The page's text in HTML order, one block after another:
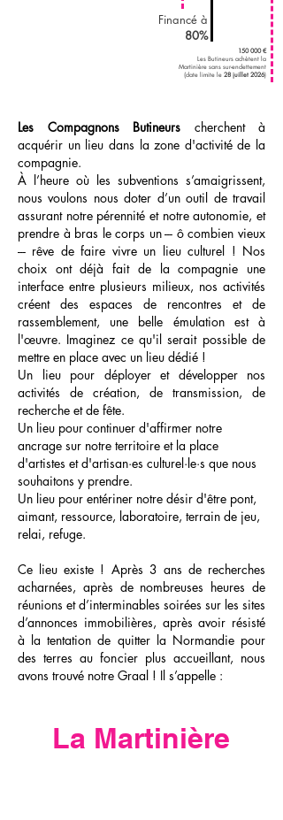
Financé à
80%
150 000 €
Les Butineurs achètent la
Martinière sans sur-endettement
(date limite le 28 juillet 2026)
Les Compagnons Butineurs cherchent à
acquérir un lieu dans la zone d'activité de la
compagnie.
À l’heure où les subventions s’amaigrissent,
nous voulons nous doter d’un outil de travail
assurant notre pérennité et notre autonomie, et
prendre à bras le corps un --- ô combien vieux
--- rêve de faire vivre un lieu culturel ! Nos
choix ont déjà fait de la compagnie une
interface entre plusieurs milieux, nos activités
créent des espaces de rencontres et de
rassemblement, une belle émulation est à
l'œuvre. Imaginez ce qu'il serait possible de
mettre en place avec un lieu dédié !
Un lieu pour déployer et développer nos
activités de création, de transmission, de
recherche et de fête.
Un lieu pour continuer d'affirmer notre
ancrage sur notre territoire et la place
d'artistes et d'artisan·es culturel·le·s que nous
souhaitons y prendre.
Un lieu pour entériner notre désir d'être pont,
aimant, ressource, laboratoire, terrain de jeu,
relai, refuge.
Ce lieu existe ! Après 3 ans de recherches
acharnées, après de nombreuses heures de
réunions et d’interminables soirées sur les sites
d’annonces immobilières, après avoir résisté
à la tentation de quitter la Normandie pour
des terres au foncier plus accueillant, nous
avons trouvé notre Graal ! Il s’appelle :
La Martinière